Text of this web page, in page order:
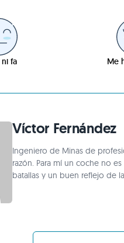
fa Me
Víctor Fernández
Ingeniero de Minas de
razón. Para mí un coche no
batallas y un buen reflejo de